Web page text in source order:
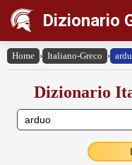
Dizionario
Home › Italiano-Greco ›
Dizionario